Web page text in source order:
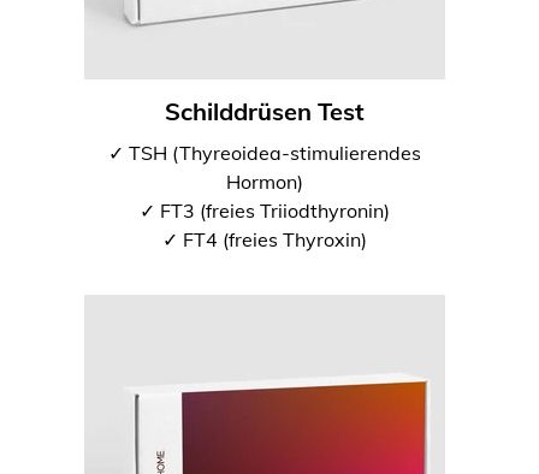
Schilddrüsen Test
✓ TSH (Thyreoidea-stimulierendes
Hormon)
✓ FT3 (freies Triiodthyronin)
✓ FT4 (freies Thyroxin)